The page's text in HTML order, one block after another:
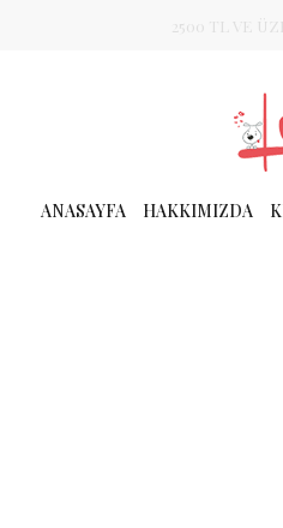
2500 TL VE
ANASAYFA HAKKIMIZDA